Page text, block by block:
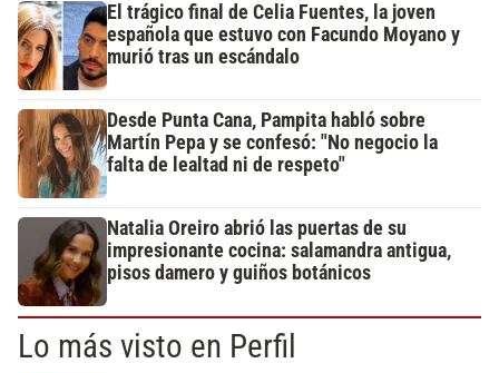
El trágico final de Celia Fuentes, la joven
española que estuvo con Facundo Moyano y
murió tras un escándalo
Desde Punta Cana, Pampita habló sobre
Martín Pepa y se confesó: "No negocio la
falta de lealtad ni de respeto"
Natalia Oreiro abrió las puertas de su
impresionante cocina: salamandra antigua,
pisos damero y guiños botánicos
Lo más visto en Perfil